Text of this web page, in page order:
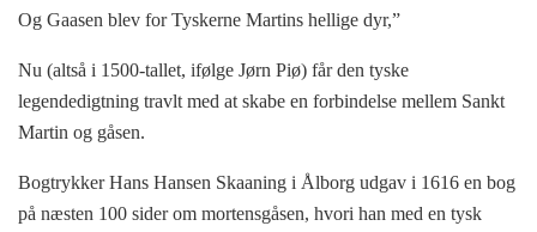
Og Gaasen blev for Tyskerne Martins hellige dyr,”
Nu (altså i 1500-tallet, ifølge Jørn Piø) får den tyske
legendedigtning travlt med at skabe en forbindelse mellem Sankt
Martin og gåsen.
Bogtrykker Hans Hansen Skaaning i Ålborg udgav i 1616 en bog
på næsten 100 sider om mortensgåsen, hvori han med en tysk